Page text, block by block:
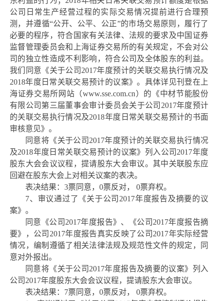
公司日常生产经营过程的实际交易情况提前进行合理预
测，并遵循“公开、公平、公正”的市场交易原则，履行了
必要的程序，符合国家有关法律、法规的要求及中国证券
监督管理委员会和上海证券交易所的有关规定，不会对公
司的独立性造成不利影响，符合公司及全体股东的利益。
我们同意《关于公司2017年度预计的关联交易执行情况及
2018年度日常关联交易预计的议案》。具体详见刊登在上
海证券交易所网站（www.sse.com.cn）的《中材节能股份
有限公司第三届董事会审计委员会关于公司 201 7年度预计
的关联交易执行情况及2018年度日常关联交易预计的书面
审核意见》。
同意将《关于公司 2017年度预计的关联交易执行情况
及2018年度日常关联交易预计的议案》列入公司2017年度
股东大会会议议程，提请股东大会审议。其中关联股东应
回避在股东大会上对相关议案的表决。
表决结果： 3票同意，0票反对， 0票弃权。
7、审议通过了《关于公司2017年度报告及摘要的议
案》。
同意《公司 2017年度报告》、《公司2017年度报告摘
要》，公司2017年度报告真实反映了公司2017年实际经营
情况，编制遵循了相关法律法规及规范性文件的规定，同
意对外报出。
同意将《关于公司 2017年度报告及摘要的议案》列入
公司2017年度股东大会会议议程，提请股东大会审议。
表决结果： 7票同意，0票反对， 0票弃权。